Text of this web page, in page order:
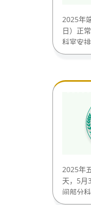
2025年
日）正
科室安
2025年
天，5月
间部分